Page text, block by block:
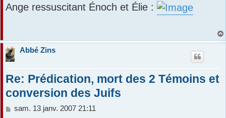
s
e
Ange ressuscitant Énoch et Élie :
Abbé Zins
Re: Prédication, mort des 2 Témoins et
conversion des Juifs
M
sam. 13 janv. 2007 21:11